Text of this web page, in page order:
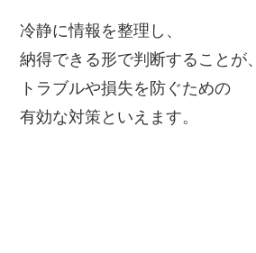
冷静に情報を整理し、
納得できる形で判断することが、
トラブルや損失を防ぐための
有効な対策といえます。